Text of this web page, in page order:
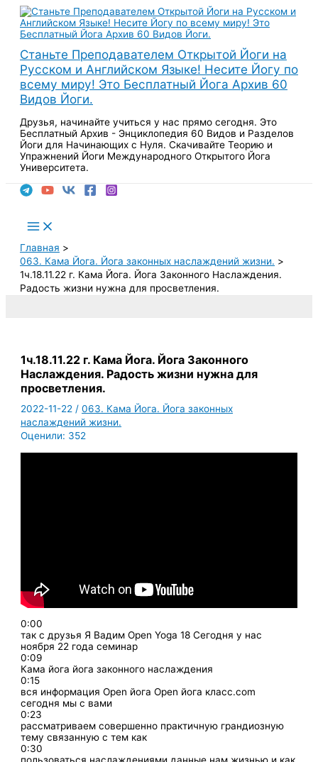
Перейти
содержимому
Станьте Преподавателем Открытой Йоги на
Русском и Английском Языке! Несите Йогу по
всему миру! Это Бесплатный Йога Архив 60
Видов Йоги.
Друзья, начинайте учиться у нас прямо сегодня. Это
Бесплатный Архив - Энциклопедия 60 Видов и Разделов
Йоги для Начинающих с Нуля. Скачивайте Теорию и
Упражнений Йоги Международного Открытого Йога
Университета.
Main
Menu
Главная
063. Кама Йога. Йога законных наслаждений жизни.
1ч.18.11.22 г. Кама Йога. Йога Законного Наслаждения.
Радость жизни нужна для просветления.
1ч.18.11.22 г. Кама Йога. Йога Законного
Наслаждения. Радость жизни нужна для
просветления.
2022-11-22/063. Кама Йога. Йога законных
наслаждений жизни.
Оценили: 352
0:00
так с друзья Я Вадим Open Yoga 18 Сегодня у нас
ноября 22 года семинар
0:09
Кама йога йога законного наслаждения
0:15
вся информация Open йога Open йога класс.com
сегодня мы с вами
0:23
рассматриваем совершенно практичную грандиозную
тему связанную с тем как
0:30